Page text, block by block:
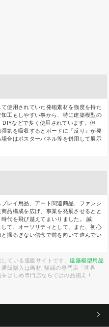
使用されていた発砲素材を強度を持た
工もしやすい事から、特に建築模型の
などで多く使用されています。但
気を吸収するとボードに『反り』が発
合はポスターパネル等を併用して展示
レイ用品、アート関連商品、ファンシ
品構成を広げ、事業を発展させるとと
代を飛び越えてまいりました。 誠
て、オーソリティとして、また、初心
揺るぎない信念で前を向いて進んでい
している通販サイトです。建築模型用品
販購入は画材, 額縁の専門店「世界
はじめ専門店ならではの品揃え！